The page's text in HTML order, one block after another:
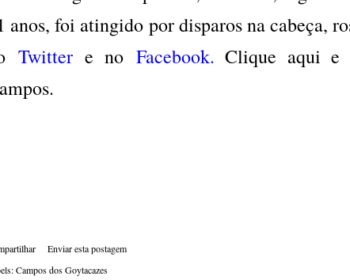
anos, foi atingido por disparos na cabeça,
Twittere no Facebook.Clique aqui e
Enviar esta postagem
Campos dos Goytacazes